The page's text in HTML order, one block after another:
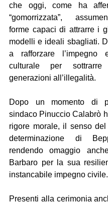
che oggi, come ha
“gomorrizzata”,
forme capaci di attrarre i
modelli e ideali sbagliati.
a rafforzare l’impegno
culturale per
generazioni all’illegalità.
Dopo un momento di
sindaco Pinuccio Calabrò
rigore morale, il senso
determinazione di
rendendo omaggio
Barbaro per la sua
instancabile impegno civile.
Presenti alla cerimonia